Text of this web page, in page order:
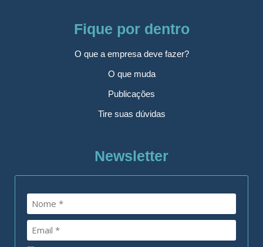
Fique por dentro
O que a empresa deve fazer?
O que muda
Publicações
Tire suas dúvidas
Newsletter